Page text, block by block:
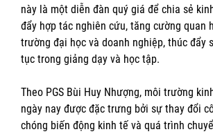
này là một diễn đàn quý giá để chia sẻ
đẩy hợp tác nghiên cứu, tăng cường quan
trường đại học và doanh nghiệp, thúc đẩy
tục trong giảng dạy và học tập.
Theo PGS Bùi Huy Nhượng, môi trường
ngày nay được đặc trưng bởi sự thay đổi
chóng biến động kinh tế và quá trình